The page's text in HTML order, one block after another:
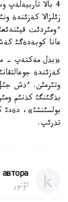
زئلزالا كةزئندة
عانا كوبةدةگئ
«بذل مةكتةپ -
كةزئندة
وتئرمئن. ءذش
بذگئنگئ كذنئم
بولسئنشئ»، دةدئ
تذرئپ.
автора
اۆتور